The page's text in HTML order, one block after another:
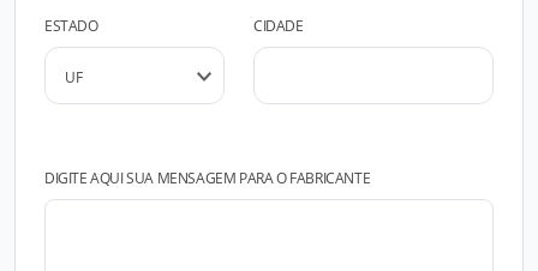
ESTADO CIDADE
DIGITE AQUI SUA MENSAGEM PARA O FABRICANTE